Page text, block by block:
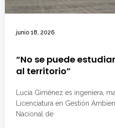
junio 18, 2026
“No se puede
al territorio”
Lucía Giménez es ingeniera,
Licenciatura en Gestión
Nacional de